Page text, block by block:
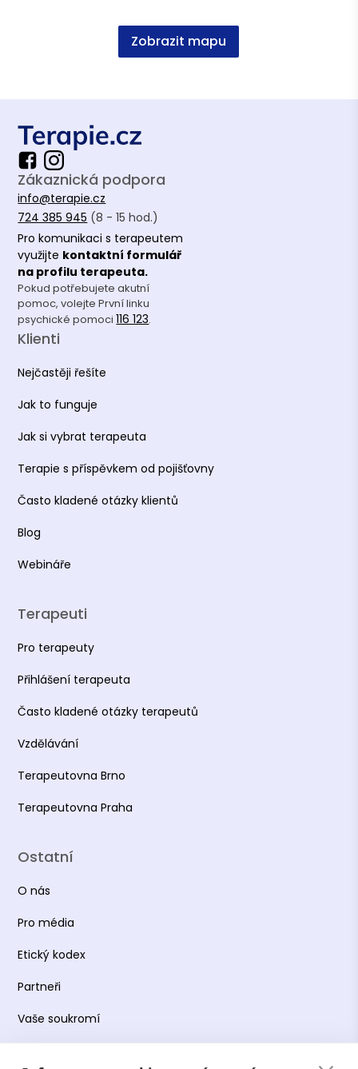
Zobrazit mapu
Zákaznická podpora
info@terapie.cz
724 385 945 (8 - 15 hod.)
Pro komunikaci s terapeutem
využijte kontaktní formulář
na profilu terapeuta.
Pokud potřebujete akutní
pomoc, volejte První linku
psychické pomoci116 123.
Klienti
Nejčastěji řešíte
Jak to funguje
Jak si vybrat terapeuta
Terapie s příspěvkem od pojišťovny
Často kladené otázky klientů
Blog
Webináře
Terapeuti
Pro terapeuty
Přihlášení terapeuta
Často kladené otázky terapeutů
Vzdělávání
Terapeutovna Brno
Terapeutovna Praha
Ostatní
O nás
Pro média
Etický kodex
Partneři
Vaše soukromí